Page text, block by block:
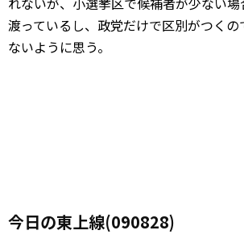
渡っているし、政党だけで区別がつくの
ないように思う。
今日の東上線(090828)